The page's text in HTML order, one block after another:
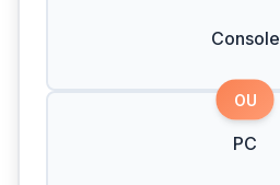
Console
OU
PC